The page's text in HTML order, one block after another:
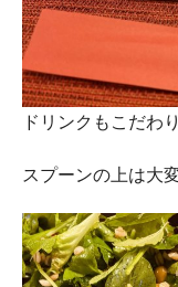
ドリンクもこだわ
スプーンの上は大